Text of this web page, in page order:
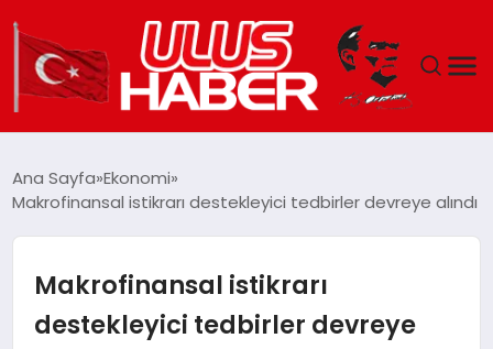
EKONOMI
SIYASET
Ana Sayfa Ekonomi
Makrofinansal istikrarı destekleyici tedbirler devreye alındı
Makrofinansal istikrarı
destekleyici tedbirler devreye